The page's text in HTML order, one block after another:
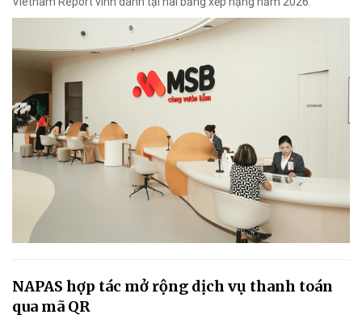
NAPAS hợp tác mở rộng dịch vụ thanh toán
qua mã QR